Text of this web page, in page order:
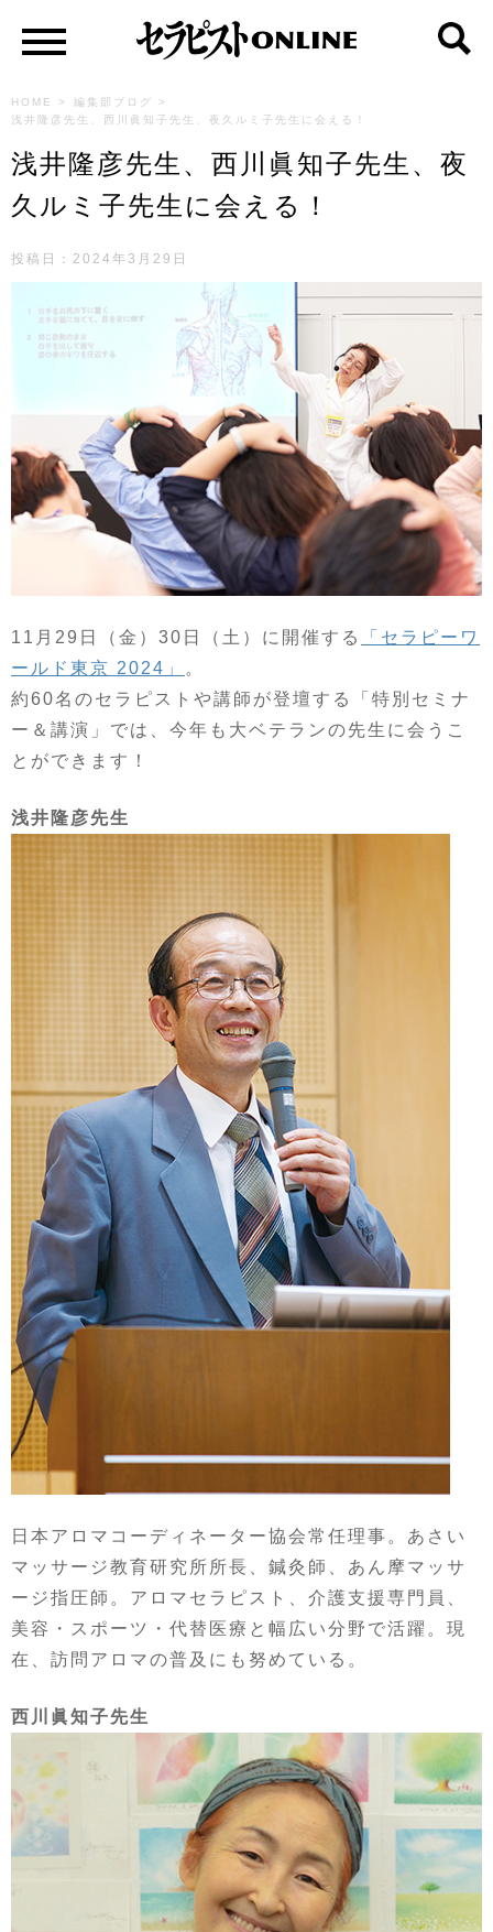
HOME > 編集部ブログ
>
浅井隆彦先生、西川眞知子先生、夜久ルミ子先生に会える！
浅井隆彦先生、西川眞知子先生、夜
久ルミ子先生に会える！
投稿日：2024年3月29日
11月29日（金）30日（土）に開催する
「セラピーワ
ールド東京 2024」
。
約60名のセラピストや講師が登壇する「特別セミナ
ー＆講演」では、今年も大ベテランの先生に会うこ
とができます！
浅井隆彦先生
日本アロマコーディネーター協会常任理事。あさい
マッサージ教育研究所所長、鍼灸師、あん摩マッサ
ージ指圧師。アロマセラピスト、介護支援専門員、
美容・スポーツ・代替医療と幅広い分野で活躍。現
在、訪問アロマの普及にも努めている。
西川眞知子先生